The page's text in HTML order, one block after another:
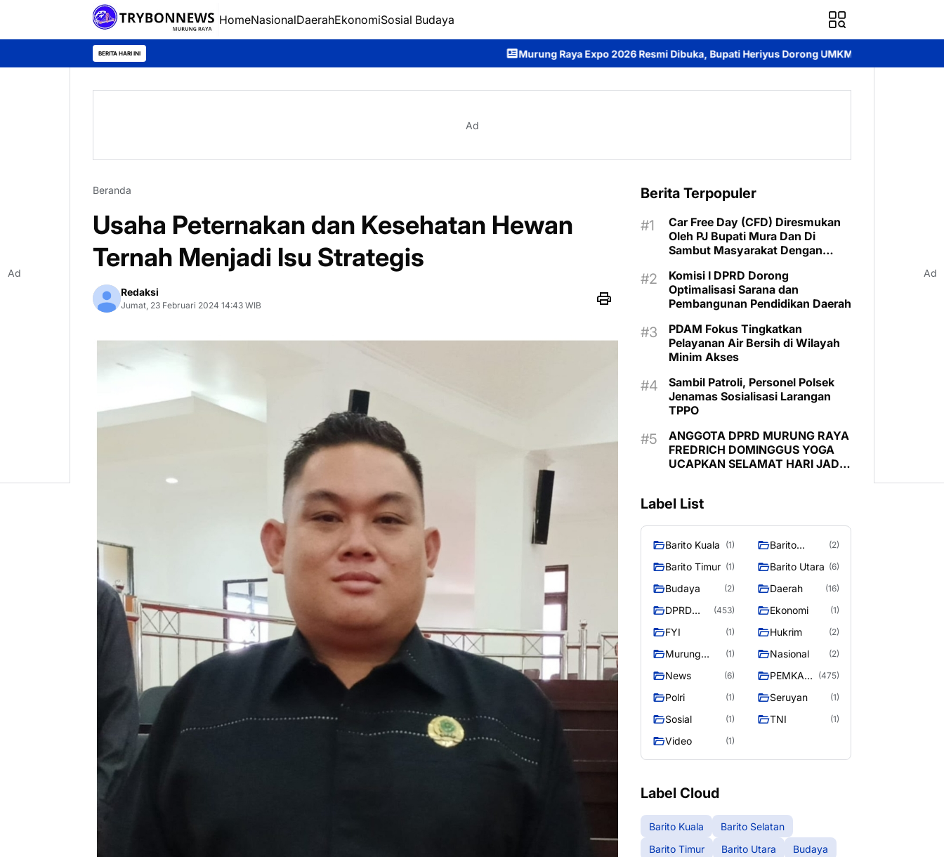
HomeNasionalDaerahEkonomiSosial Budaya
BERITA HARI INI Murung Raya Expo 2026 Resmi Dibuka, Bupati Heriyus Dorong UMKM dan Ekonomi Lokal
Ad
Beranda
Usaha Peternakan dan Kesehatan Hewan
Ternah Menjadi Isu Strategis
Redaksi
Jumat, 23 Februari 2024 14:43 WIB
Berita Terpopuler
Car Free Day (CFD) Diresmukan
Oleh PJ Bupati Mura Dan Di
Sambut Masyarakat Dengan
Komisi I DPRD Dorong
Optimalisasi Sarana dan
Pembangunan Pendidikan Daerah
PDAM Fokus Tingkatkan
Pelayanan Air Bersih di Wilayah
Minim Akses
Sambil Patroli, Personel Polsek
Jenamas Sosialisasi Larangan
TPPO
ANGGOTA DPRD MURUNG RAYA
FREDRICH DOMINGGUS YOGA
UCAPKAN SELAMAT HARI JADI
Label List
Barito Kuala (1)
Barito
(2)
Barito Timur (1) Barito Utara (6)
Budaya (2) Daerah (16)
DPRD
RAYA
(453) Ekonomi (1)
FYI (1) Hukrim (2)
Murung
(1) Nasional (2)
News (6)
PEMKAB
RAYA
(475)
Polri (1) Seruyan (1)
Sosial (1) TNI (1)
Video (1)
Label Cloud
Barito Kuala
Barito Selatan
Barito Timur
Barito Utara
Budaya
Ad Ad